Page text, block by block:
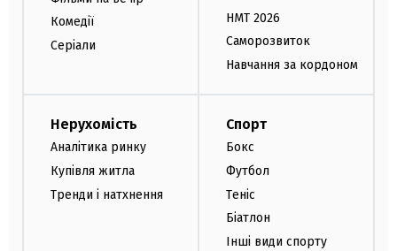
Комедії
Серіали
НМТ 2026
Саморозвиток
Навчання за кордоном
Нерухомість
Аналітика ринку
Купівля житла
Тренди і натхнення
Спорт
Бокс
Футбол
Теніс
Біатлон
Інші види спорту